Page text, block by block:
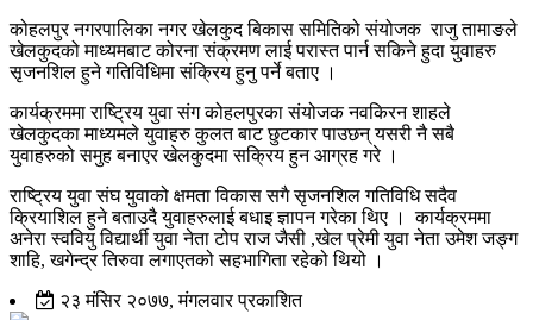
कोहलपुर नगरपालिका नगर खेलकुद बिकास समितिको संयोजक राजु तामाङले
खेलकुदको माध्यमबाट कोरना संक्रमण लाई परास्त पार्न सकिने हुदा युवाहरु
सृजनशिल हुने गतिविधिमा संक्रिय हुनु पर्ने बताए ।
कार्यक्रममा राष्ट्रिय युवा संग कोहलपुरका संयोजक नवकिरन शाहले
खेलकुदका माध्यमले युवाहरु कुलत बाट छुटकार पाउछन् यसरी नै सबै
युवाहरुको समुह बनाएर खेलकुदमा सक्रिय हुन आग्रह गरे ।
राष्ट्रिय युवा संघ युवाको क्षमता विकास सगै सृजनशिल गतिविधि सदैव
क्रियाशिल हुने बताउदै युवाहरुलाई बधाइ ज्ञापन गरेका थिए । कार्यक्रममा
अनेरा स्ववियु विद्यार्थी युवा नेता टोप राज जैसी ,खेल प्रेमी युवा नेता उमेश जङ्ग
शाहि, खगेन्द्र तिरुवा लगाएतको सहभागिता रहेको थियो ।
२३ मंसिर २०७७, मंगलवार प्रकाशित